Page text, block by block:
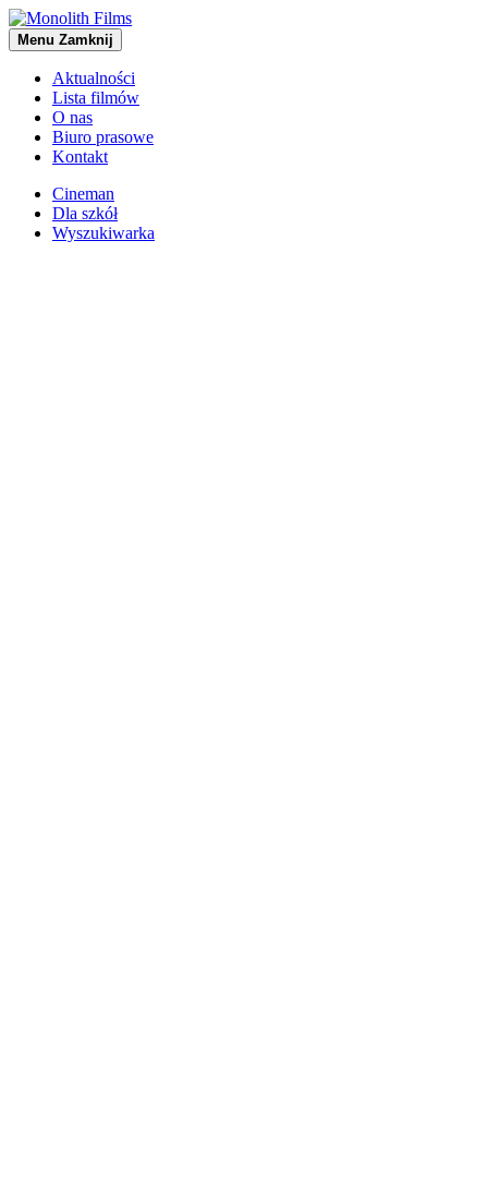
Menu Zamknij
Aktualności
Lista filmów
O nas
Biuro prasowe
Kontakt
Cineman
Dla szkół
Wyszukiwarka